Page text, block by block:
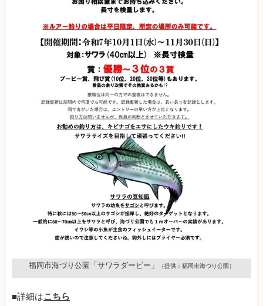
福岡市海づり公園「サワラダービー」 （提供：福岡市海づり公園）
■詳細はこちら